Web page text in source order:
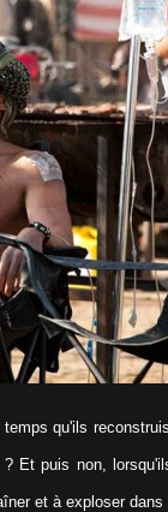
qu'ils
Et puis non,
et à exploser